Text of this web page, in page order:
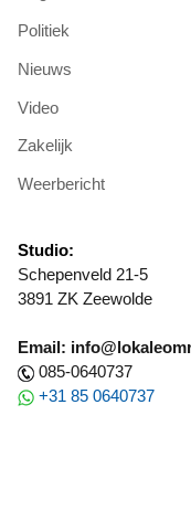
Politiek
Nieuws
Video
Zakelijk
Weerbericht
Studio:
Schepenveld 21-5
3891 ZK Zeewolde
Email:
085-0640737
+31 85 0640737